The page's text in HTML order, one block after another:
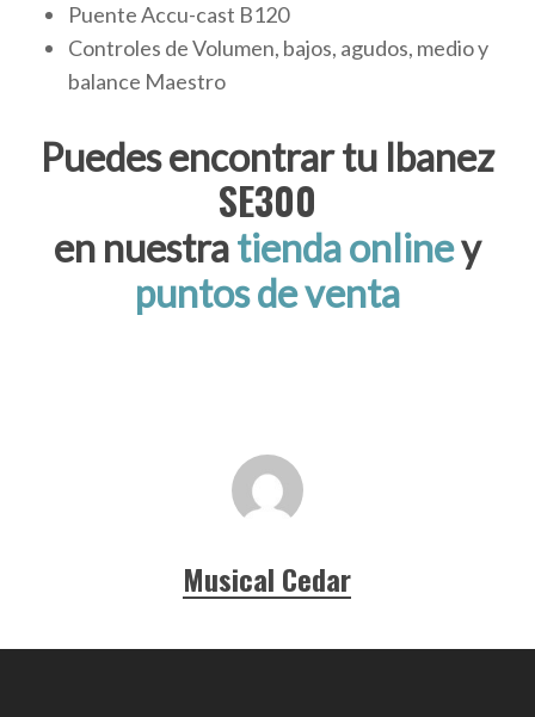
Puente Accu-cast B120
Controles de Volumen, bajos, agudos, medio y
balance Maestro
Puedes encontrar tu Ibanez
SE300
en nuestratienda onliney
puntos de venta
Musical Cedar